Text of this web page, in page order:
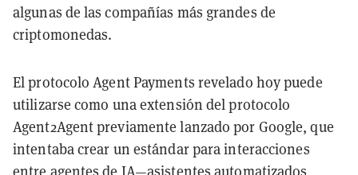
algunas de las compañías más grandes de
criptomonedas.
El protocolo Agent Payments revelado hoy puede
utilizarse como una extensión del protocolo
Agent2Agent previamente lanzado por Google, que
intentaba crear un estándar para interacciones